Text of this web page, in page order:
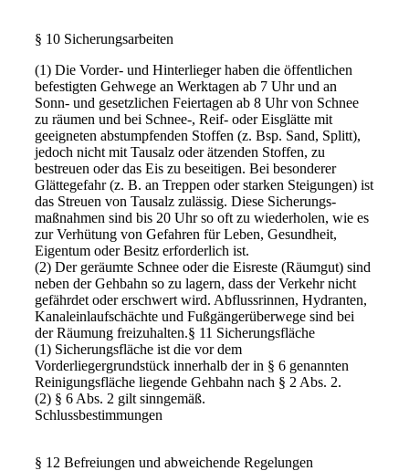
§ 10 Sicherungsarbeiten
(1) Die Vorder- und Hinterlieger haben die öffentlichen
befestigten Gehwege an Werktagen ab 7 Uhr und an
Sonn- und gesetzlichen Feiertagen ab 8 Uhr von Schnee
zu räumen und bei Schnee-, Reif- oder Eisglätte mit
geeigneten abstumpfenden Stoffen (z. Bsp. Sand, Splitt),
jedoch nicht mit Tausalz oder ätzenden Stoffen, zu
bestreuen oder das Eis zu beseitigen. Bei besonderer
Glättegefahr (z. B. an Treppen oder starken Steigungen) ist
das Streuen von Tausalz zulässig. Diese Sicherungs-
maßnahmen sind bis 20 Uhr so oft zu wiederholen, wie es
zur Verhütung von Gefahren für Leben, Gesundheit,
Eigentum oder Besitz erforderlich ist.
(2) Der geräumte Schnee oder die Eisreste (Räumgut) sind
neben der Gehbahn so zu lagern, dass der Verkehr nicht
gefährdet oder erschwert wird. Abflussrinnen, Hydranten,
Kanaleinlaufschächte und Fußgängerüberwege sind bei
der Räumung freizuhalten.§ 11 Sicherungsfläche
(1) Sicherungsfläche ist die vor dem
Vorderliegergrundstück innerhalb der in § 6 genannten
Reinigungsfläche liegende Gehbahn nach § 2 Abs. 2.
(2) § 6 Abs. 2 gilt sinngemäß.
Schlussbestimmungen
§ 12 Befreiungen und abweichende Regelungen